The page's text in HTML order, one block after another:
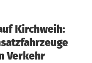
Kirchweih:
Verkehr